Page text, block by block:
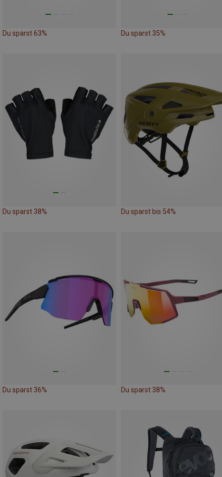
Du sparst 63% Du sparst 35%
Du sparst 38% Du sparst bis 54%
Du sparst 36% Du sparst 38%